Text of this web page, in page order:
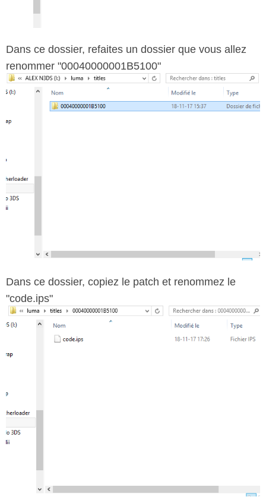
Dans ce dossier, refaites un dossier que vous allez
renommer "00040000001B5100"
Dans ce dossier, copiez le patch et renommez le
"code.ips"